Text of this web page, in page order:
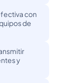
con
de
y